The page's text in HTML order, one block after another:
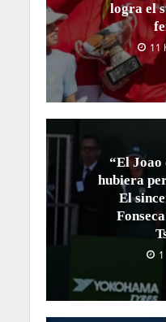
logra el
11
“El Joao
hubiera
El